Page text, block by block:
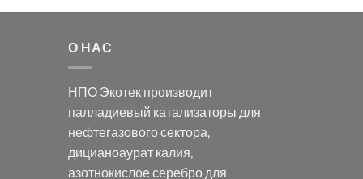
О НАС
НПО Экотек производит
палладиевый катализаторы для
нефтегазового сектора,
дицианоаурат калия,
азотнокислое серебродля